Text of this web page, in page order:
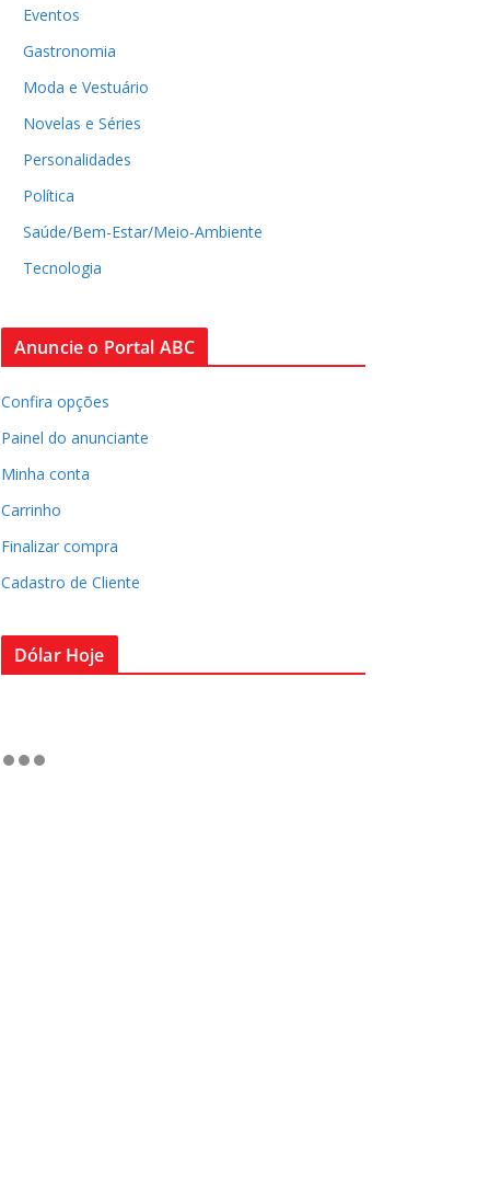
Eventos
Gastronomia
Moda e Vestuário
Novelas e Séries
Personalidades
Política
Saúde/Bem-Estar/Meio-Ambiente
Tecnologia
Anuncie o Portal ABC
Confira opções
Painel do anunciante
Minha conta
Carrinho
Finalizar compra
Cadastro de Cliente
Dólar Hoje